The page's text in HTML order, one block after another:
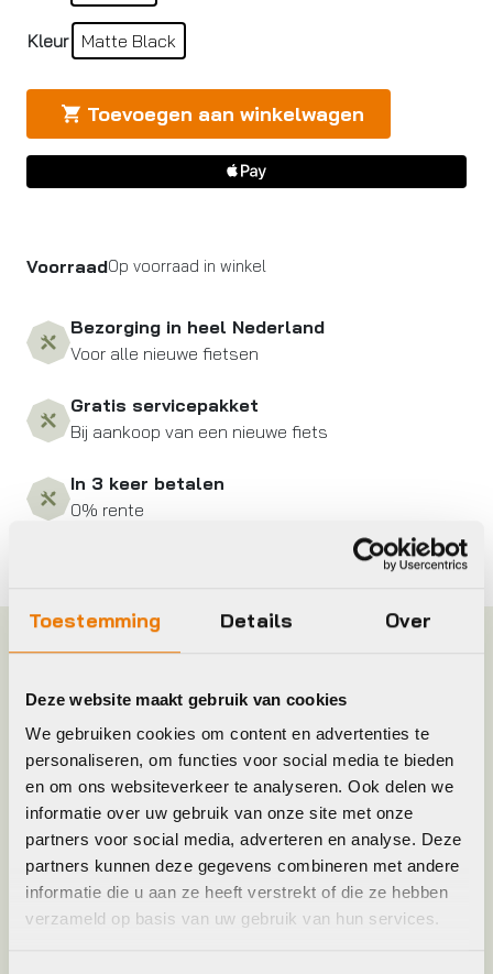
Toestemming Details Over
Deze website maakt gebruik van cookies
We gebruiken cookies om content en advertenties te
personaliseren, om functies voor social media te bieden
en om ons websiteverkeer te analyseren. Ook delen we
informatie over uw gebruik van onze site met onze
partners voor social media, adverteren en analyse. Deze
partners kunnen deze gegevens combineren met andere
informatie die u aan ze heeft verstrekt of die ze hebben
verzameld op basis van uw gebruik van hun services.
Kleur Matte Black
Toevoegen aan winkelwagen
VoorraadOp voorraad in winkel
Bezorging in heel Nederland
Voor alle nieuwe fietsen
Gratis servicepakket
Bij aankoop van een nieuwe fiets
In 3 keer betalen
0% rente
Hoofdkleur Zwart
Keyword KOPLAMP
Leverstatus Op voorraad bij leverancier